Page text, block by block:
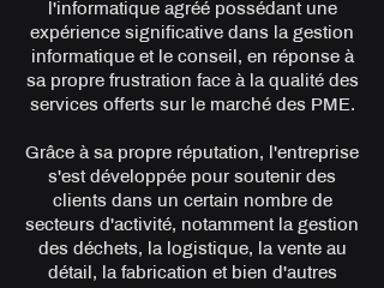
l'informatique agréé possédant une
expérience significative dans la gestion
informatique et le conseil, en réponse à
sa propre frustration face à la qualité des
services offerts sur le marché des PME.
Grâce à sa propre réputation, l'entreprise
s'est développée pour soutenir des
clients dans un certain nombre de
secteurs d'activité, notamment la gestion
des déchets, la logistique, la vente au
détail, la fabrication et bien d'autres